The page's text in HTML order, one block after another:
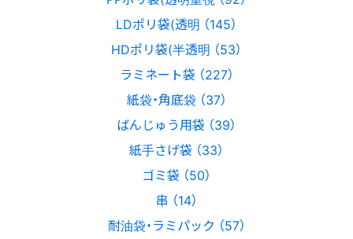
LDポリ袋(透明 （145）
HDポリ袋(半透明 （53）
ラミネート袋 （227）
紙袋・角底袋 （37）
ばんじゅう用袋 （39）
紙手さげ袋 （33）
ゴミ袋 （50）
串 （14）
耐油袋・ラミパック （57）